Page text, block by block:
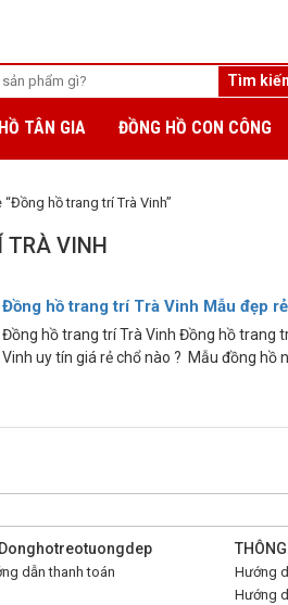
TÂN GIA ĐỒNG HỒ CON CÔNG
hồ trang trí Trà Vinh”
TRÀ VINH
Đồng hồ trang trí Trà Vinh Mẫu đẹp
Đồng hồ trang trí Trà Vinh Đồng hồ trang
Vinh uy tín giá rẻ chổ nào ? Mẫu đồng hồ
dẫn thanh toán
Hướng
Hướng